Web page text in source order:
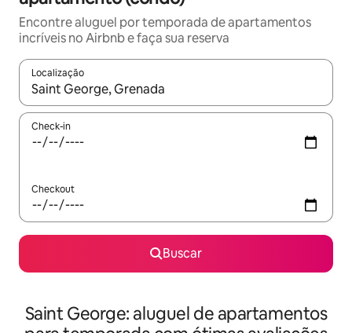
Encontre aluguel por temporada de apartamentos
incríveis no Airbnb e faça sua reserva
Localização
Quando os resultados estiverem disponíveis, explore-os
Check-in
Checkout
Buscar
Saint George: aluguel de apartamentos